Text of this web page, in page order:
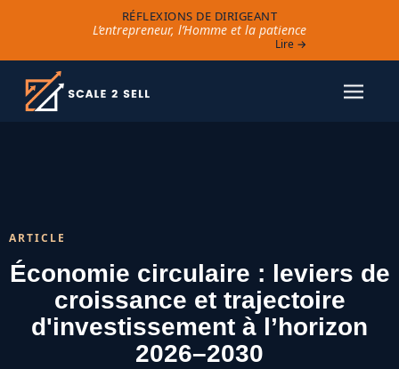
RÉFLEXIONS DE DIRIGEANT
L’entrepreneur, l’Homme et la patience
Lire →
ARTICLE
Économie circulaire : leviers de
croissance et trajectoire
d'investissement à l’horizon
2026–2030